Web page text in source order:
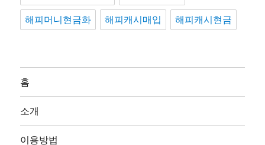
해피머니현금화 해피캐시매입 해피캐시현금
홈
소개
이용방법